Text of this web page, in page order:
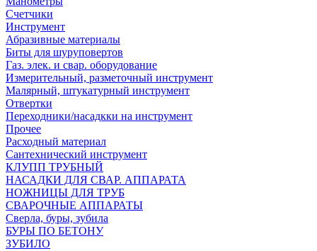
Счетчики
Инструмент
Абразивные материалы
Биты для шуруповертов
Газ. элек. и свар. оборудование
Измерительный, разметочный инструмент
Малярный, штукатурный инструмент
Отвертки
Переходники/насадкки на инструмент
Прочее
Расходный материал
Сантехнический инструмент
КЛУПП ТРУБНЫЙ
НАСАДКИ ДЛЯ СВАР. АППАРАТА
НОЖНИЦЫ ДЛЯ ТРУБ
СВАРОЧНЫЕ АППАРАТЫ
Сверла, буры, зубила
БУРЫ ПО БЕТОНУ
ЗУБИЛО